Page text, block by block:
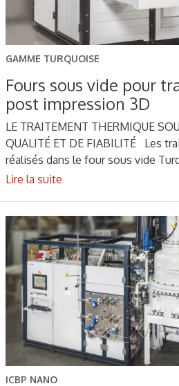
GAMME TURQUOISE
Fours sous vide pour
post impression 3D
LE TRAITEMENT THERMIQUE
QUALITÉ ET DE FIABILITÉ Les
réalisés dans le four sous vide
Lire la suite
ICBP NANO